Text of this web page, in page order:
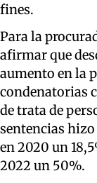
fines.
Para la
afirmar que
aumento en la
condenatorias
de trata de
sentencias
en 2020 un
2022 un 50%.